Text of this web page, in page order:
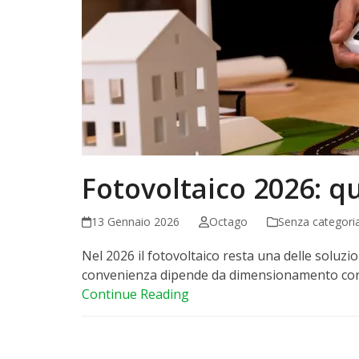
Fotovoltaico 2026:
13 Gennaio 2026 Octago Senza
Nel 2026 il fotovoltaico resta una delle
convenienza dipende da dimensionamento
Continue Reading